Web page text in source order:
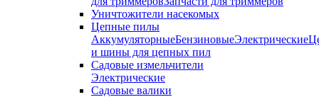
Уничтожители насекомых
Цепные пилы
АккумуляторныеБензиновыеЭлектрические
и шины для цепных пил
Садовые измельчители
Электрические
Садовые валики